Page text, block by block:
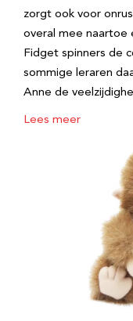
zorgt ook voor
overal mee naartoe
Fidget spinners de
sommige leraren
Anne de
Lees meer